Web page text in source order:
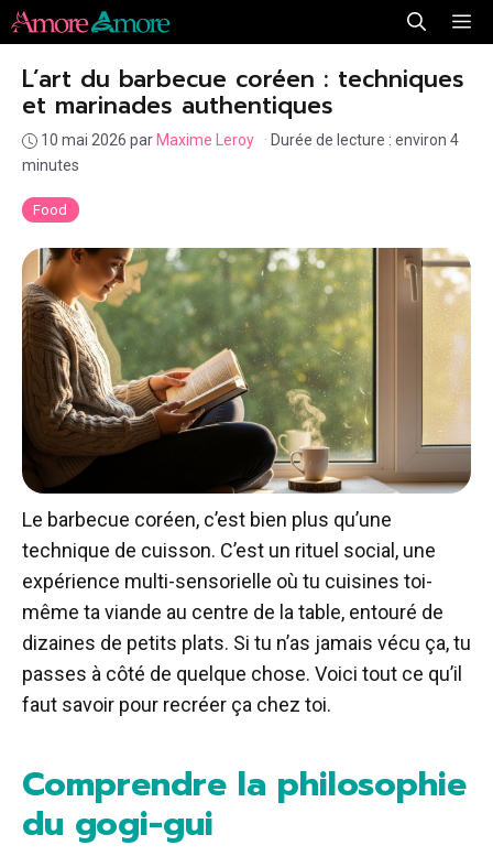
Aller
au
contenu
Food
L’art du barbecue coréen : techniques
et marinades authentiques
10 mai 2026 par Maxime Leroy · Durée de lecture : environ 4
minutes
Le barbecue coréen, c’est bien plus qu’une
technique de cuisson. C’est un rituel social, une
expérience multi-sensorielle où tu cuisines toi-
même ta viande au centre de la table, entouré de
dizaines de petits plats. Si tu n’as jamais vécu ça, tu
passes à côté de quelque chose. Voici tout ce qu’il
faut savoir pour recréer ça chez toi.
Comprendre la philosophie
du gogi-gui